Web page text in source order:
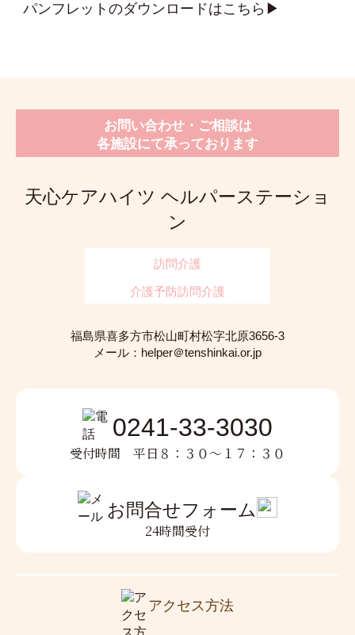
場合があります。その場合は一旦１ケ月あたり上
ご利用カテゴリ
料金表
所得の低い方は、申請により食費・居住費が大幅
があります。詳しくは当施設、または喜多方市の
窓口へご相談ください。
さい
し出てください。
苦情受付担当者及び苦情解決責任者
上野 智佳子（サービス提
折笠 文子（管
理者）
0241-33-
苦情受付担当者 苦情解決責任者
飛弾 勝子
天心会 評議員
パンフレットのダウンロードはこちら▶
お問い合わせ・ご相談は
各施設にて承っております
天心ケアハイツ ヘルパーステーショ
ン
訪問介護
介護予防訪問介護
福島県喜多方市松山町村松字北原3656-3
メール： helper＠tenshinkai.or.jp
0241-33-3030
受付時間 平日８：３０〜１７：３０
お問合せフォーム
24時間受付
アクセス方法